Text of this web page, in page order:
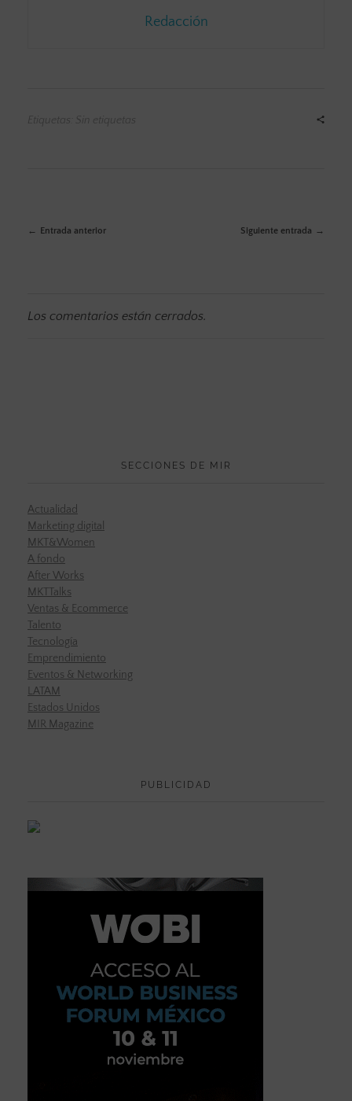
Redacción
Etiquetas: Sin etiquetas
Entrada anterior Siguiente entrada
Los comentarios están cerrados.
SECCIONES DE MIR
Actualidad
Marketing digital
MKT&Women
A fondo
After Works
MKTTalks
Ventas & Ecommerce
Talento
Tecnología
Emprendimiento
Eventos & Networking
LATAM
Estados Unidos
MIR Magazine
PUBLICIDAD